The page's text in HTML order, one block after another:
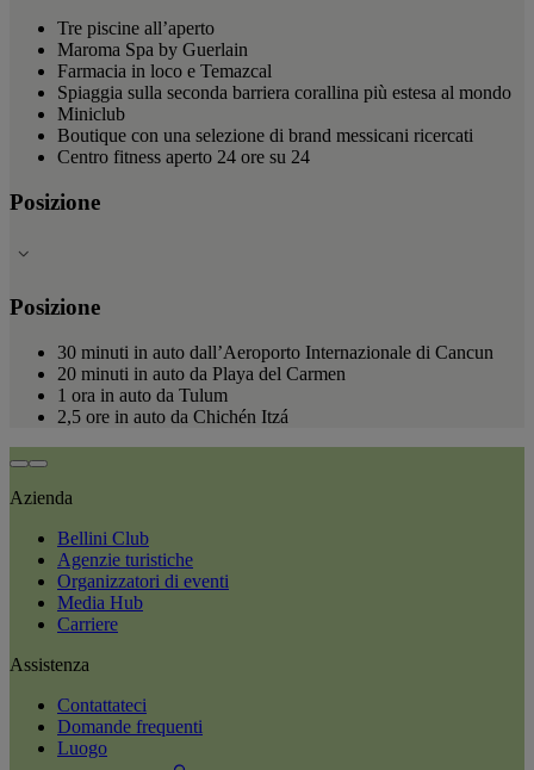
Tre piscine all’aperto
Maroma Spa by Guerlain
Farmacia in loco e Temazcal
Spiaggia sulla seconda barriera corallina più estesa al mondo
Miniclub
Boutique con una selezione di brand messicani ricercati
Centro fitness aperto 24 ore su 24
Posizione
Posizione
30 minuti in auto dall’Aeroporto Internazionale di Cancun
20 minuti in auto da Playa del Carmen
1 ora in auto da Tulum
2,5 ore in auto da Chichén Itzá
Azienda
Bellini Club
Agenzie turistiche
Organizzatori di eventi
Media Hub
Carriere
Assistenza
Contattateci
Domande frequenti
Luogo